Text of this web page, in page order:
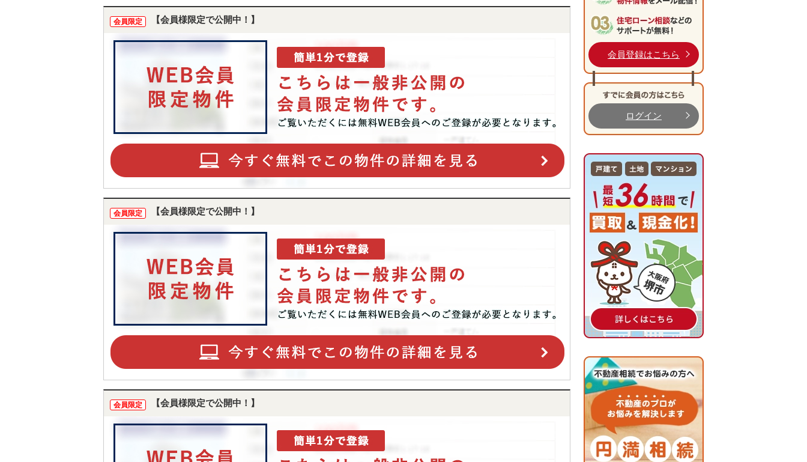
会員限定 【会員様限定で公開中！】
会員限定 【会員様限定で公開中！】
会員限定 【会員様限定で公開中！】
会員登録はこちら
ログイン